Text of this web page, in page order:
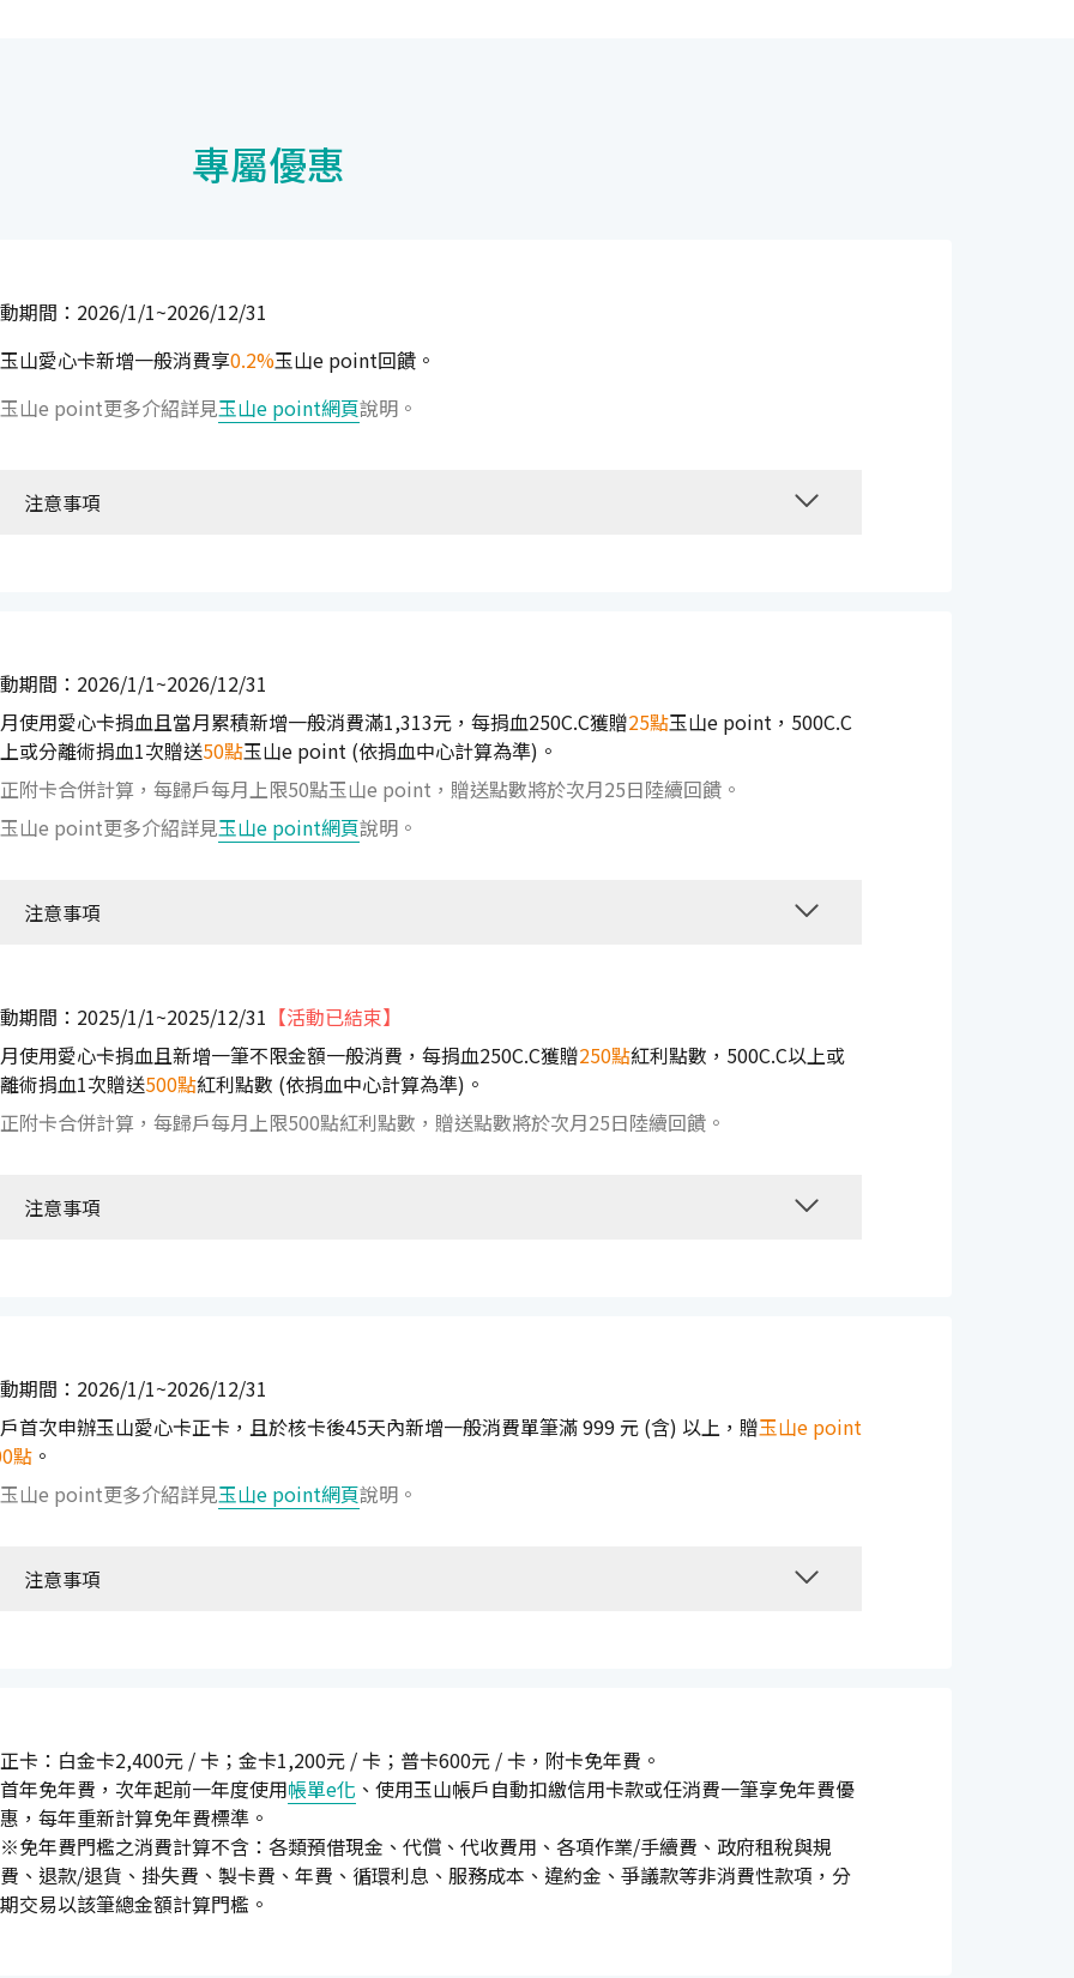
專屬優惠
期間：2026/1/1~2026/12/31
山愛心卡新增一般消費享0.2%玉山e point回饋。
山e point更多介紹詳見玉山e point網頁說明。
注意事項
期間：2026/1/1~2026/12/31
使用愛心卡捐血且當月累積新增一般消費滿1,313元，每捐血250C.C獲贈25點玉山e point，500C.C
或分離術捐血1次贈送50點玉山e point (依捐血中心計算為準)。
附卡合併計算，每歸戶每月上限50點玉山e point，贈送點數將於次月25日陸續回饋。
山e point更多介紹詳見玉山e point網頁說明。
注意事項
期間：2025/1/1~2025/12/31 【活動已結束】
使用愛心卡捐血且新增一筆不限金額一般消費，每捐血250C.C獲贈250點紅利點數，500C.C以上或
術捐血1次贈送500點紅利點數 (依捐血中心計算為準)。
附卡合併計算，每歸戶每月上限500點紅利點數，贈送點數將於次月25日陸續回饋。
注意事項
期間：2026/1/1~2026/12/31
首次申辦玉山愛心卡正卡，且於核卡後45天內新增一般消費單筆滿 999 元 (含) 以上，贈玉山e point
點 。
山e point更多介紹詳見玉山e point網頁說明。
注意事項
正卡：白金卡2,400元 / 卡；金卡1,200元 / 卡；普卡600元 / 卡，附卡免年費。
首年免年費，次年起前一年度使用帳單e化 、使用玉山帳戶自動扣繳信用卡款或任消費一筆享免年費優
惠，每年重新計算免年費標準。
※免年費門檻之消費計算不含：各類預借現金、代償、代收費用、各項作業/手續費、政府租稅與規
費、退款/退貨、掛失費、製卡費、年費、循環利息、服務成本、違約金、爭議款等非消費性款項，分
期交易以該筆總金額計算門檻。